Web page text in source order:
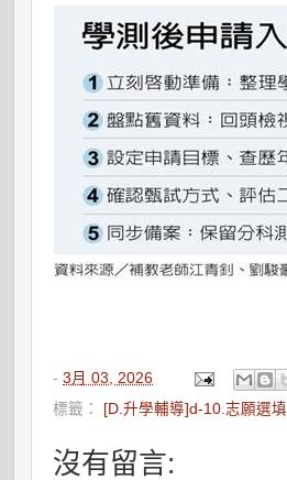
-3月 03, 2026
標籤： [D.升學輔導]d-10.志願選填
沒有留言: